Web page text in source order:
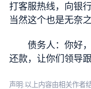
打客服热线，向银
当然这个也是无奈
债务人：你好
还款，让你们领导跟
声明:以上内容由相关作者